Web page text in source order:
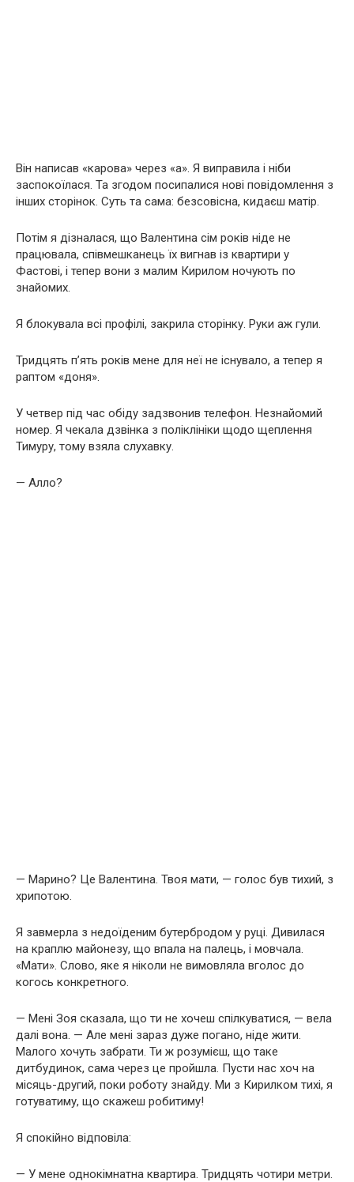
Він написав «карова» через «а». Я виправила і ніби
заспокоїлася. Та згодом посипалися нові повідомлення з
інших сторінок. Суть та сама: безсовісна, кидаєш матір.
Потім я дізналася, що Валентина сім років ніде не
працювала, співмешканець їх вигнав із квартири у
Фастові, і тепер вони з малим Кирилом ночують по
знайомих.
Я блокувала всі профілі, закрила сторінку. Руки аж гули.
Тридцять п’ять років мене для неї не існувало, а тепер я
раптом «доня».
У четвер під час обіду задзвонив телефон. Незнайомий
номер. Я чекала дзвінка з поліклініки щодо щеплення
Тимуру, тому взяла слухавку.
— Алло?
— Марино? Це Валентина. Твоя мати, — голос був тихий, з
хрипотою.
Я завмерла з недоїденим бутербродом у руці. Дивилася
на краплю майонезу, що впала на палець, і мовчала.
«Мати». Слово, яке я ніколи не вимовляла вголос до
когось конкретного.
— Мені Зоя сказала, що ти не хочеш спілкуватися, — вела
далі вона. — Але мені зараз дуже погано, ніде жити.
Малого хочуть забрати. Ти ж розумієш, що таке
дитбудинок, сама через це пройшла. Пусти нас хоч на
місяць-другий, поки роботу знайду. Ми з Кирилком тихі, я
готуватиму, що скажеш робитиму!
Я спокійно відповіла:
— У мене однокімнатна квартира. Тридцять чотири метри.